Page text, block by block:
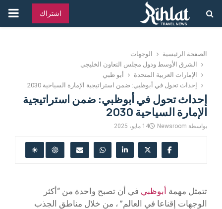
اشتراك
الصفحة الرئيسية
الوجهات
الشرق الأوسط ودول مجلس التعاون الخليجي
الإمارات العربية المتحدة
أبو ظبي
إحداث تحول في أبوظبي: ضمن استراتيجية الإمارة السياحية 2030
إحداث تحول في أبوظبي: ضمن استراتيجية
الإمارة السياحية 2030
بواسطة Newsroom 14 مايو، 2025
تتمثل مهمة أبوظبي في أن تصبح واحدة من “أكثر
الوجهات إقناعا في العالم” ، من خلال مناطق الجذب